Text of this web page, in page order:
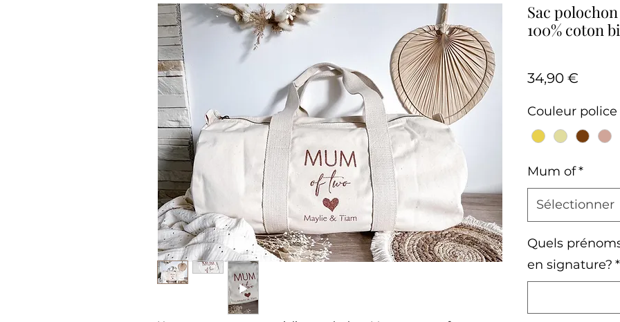
Sac
100% coton
34,90 €
Couleur
Mum of*
Sélectionner
Quels
en signature? *